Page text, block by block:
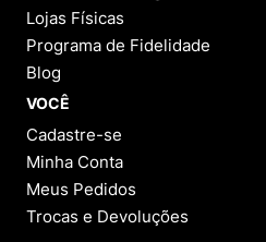
Lojas Físicas
Programa de Fidelidade
Blog
VOCÊ
Cadastre-se
Minha Conta
Meus Pedidos
Trocas e Devoluções